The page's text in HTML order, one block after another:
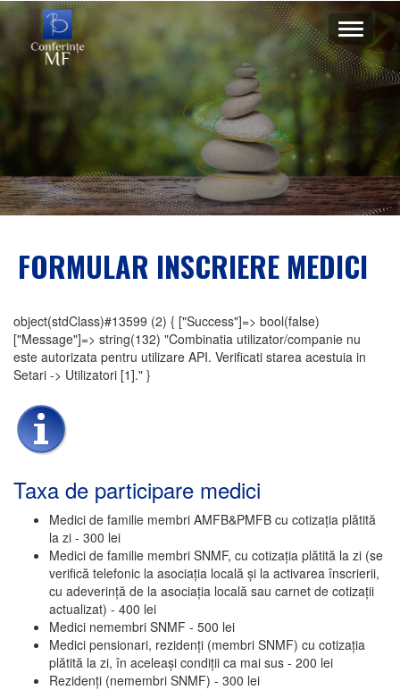
Meniu
mobil
FORMULAR INSCRIERE MEDICI
object(stdClass)#13599 (2) { ["Success"]=> bool(false)
["Message"]=> string(132) "Combinatia utilizator/companie nu
este autorizata pentru utilizare API. Verificati starea acestuia in
Setari -> Utilizatori [1]." }
Taxa de participare medici
Medici de familie membri AMFB&PMFB cu cotizația plătită
la zi - 300 lei
Medici de familie membri SNMF, cu cotizația plătită la zi (se
verifică telefonic la asociația locală și la activarea înscrierii,
cu adeverință de la asociația locală sau carnet de cotizații
actualizat) - 400 lei
Medici nemembri SNMF - 500 lei
Medici pensionari, rezidenți (membri SNMF) cu cotizația
plătită la zi, în aceleași condiții ca mai sus - 200 lei
Rezidenți (nemembri SNMF) - 300 lei